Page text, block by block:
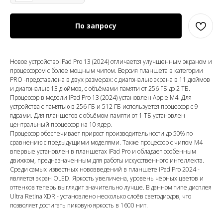
По запросу
Новое устройство iPad Pro 13 (2024) отличается улучшенным экраном и
процессором с более мощным чипом. Версия планшета в категории
PRO -представлена в двух размерах: с диагональю экрана в 11 дюймов
и диагональю 13 дюймов, с объёмами памяти от 256 ГБ до 2 ТБ.
Процессор в модели iPad Pro 13 (2024) установлен Apple M4. Для
устройства с памятью в 256 ГБ и 512 ГБ используется процессор с 9
ядрами. Для планшетов с объёмом памяти от 1 ТБ установлен
центральный процессор на 10 ядер.
Процессор обеспечивает прирост производительности до 50% по
сравнению с предыдущими моделями. Также процессор с чипом M4
впервые установлен в планшетах iPad Pro и обладает особенным
движком, предназначенным для работы искусственного интеллекта.
Среди самых известных нововведений в планшете iPad Pro 2024 -
является экран OLED. Яркость увеличена, уровень чёрных цветов и
оттенков теперь выглядит значительно лучше. В данном типе дисплея
Ultra Retina XDR - установлено несколько слоёв светодиодов, что
позволяет достигать пиковую яркость в 1600 нит.